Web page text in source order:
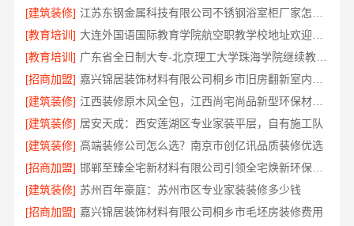
[建筑装修]
[教育培训]
[教育培训]
广东省全日制大专-北京理工大学珠海学院继续教育学院
[招商加盟]
[建筑装修]
江西装修原木风全包，江西尚宅尚品新型环保材料有限公司省心无忧装修
[建筑装修] 居安天成：西安莲湖区专业家装平层，自有施工队
[建筑装修] 高端装修公司怎么选？南京市创亿讯品质装修优选
[招商加盟]
邯郸至臻全宅新材料有限公司引领全宅焕新环保材料
[建筑装修] 苏州百年豪庭：苏州市区专业家装装修多少钱
[招商加盟] 嘉兴锦居装饰材料有限公司桐乡市毛坯房装修费用